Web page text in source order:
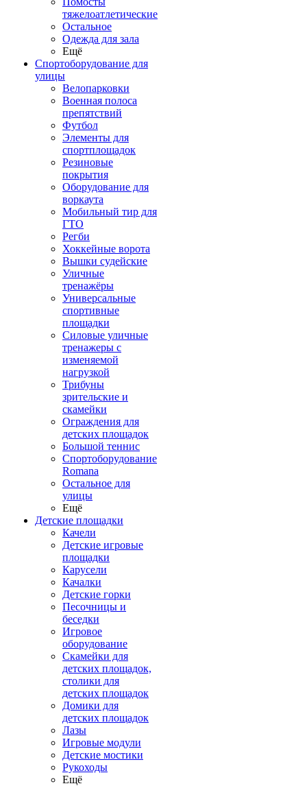
тяжелоатлетические
Остальное
Одежда для зала
Ещё
Спортоборудование для
улицы
Велопарковки
Военная полоса
препятствий
Футбол
Элементы для
спортплощадок
Резиновые
покрытия
Оборудование для
воркаута
Мобильный тир для
ГТО
Регби
Хоккейные ворота
Вышки судейские
Уличные
тренажёры
Универсальные
спортивные
площадки
Силовые уличные
тренажеры с
изменяемой
нагрузкой
Трибуны
зрительские и
скамейки
Ограждения для
детских площадок
Большой теннис
Спортоборудование
Romana
Остальное для
улицы
Ещё
Детские площадки
Качели
Детские игровые
площадки
Карусели
Качалки
Детские горки
Песочницы и
беседки
Игровое
оборудование
Скамейки для
детских площадок,
столики для
детских площадок
Домики для
детских площадок
Лазы
Игровые модули
Детские мостики
Рукоходы
Ещё